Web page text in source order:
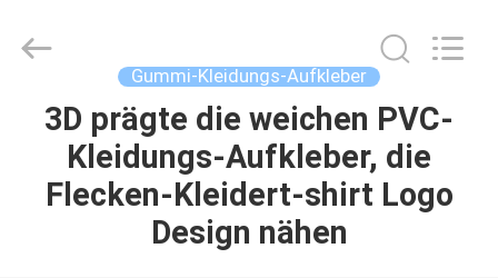
HAUS
PRODUKTE
Accessories
Co.,Ltd.
Gummi-Kleidungs-Aufkleber
3D prägte die weichen PVC-
Kleidungs-Aufkleber, die
Flecken-Kleidert-shirt Logo
Design nähen